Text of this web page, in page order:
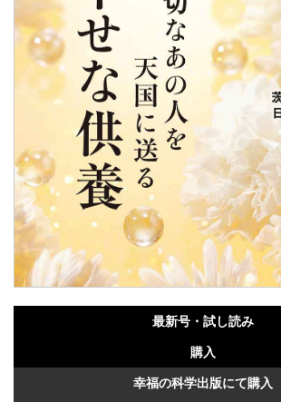
最新号・試し読み
購入
幸福の科学出版にて購入